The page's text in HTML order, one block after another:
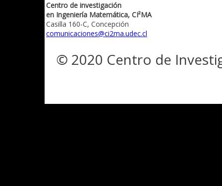
Centro de investigación
en Ingeniería Matemática, CI²MA
Casilla 160-C, Concepción
comunicaciones@ci2ma.udec.cl
© 2020 Centro de